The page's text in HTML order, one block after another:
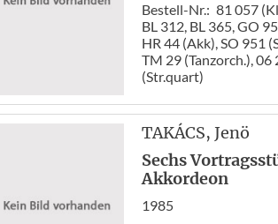
Bestell-Nr.: 81 057
BL 312, BL 365, GO
HR 44 (Akk), SO 951
TM 29 (Tanzorch.), 06
(Str.quart)
TAKÁCS, Jenö
Sechs
Akkordeon
1985